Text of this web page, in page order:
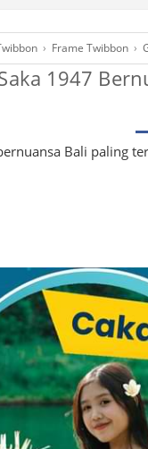
› Frame Twibbon ›
1947
Bali paling